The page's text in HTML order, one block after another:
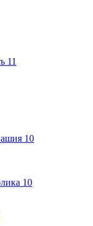
11
10
10